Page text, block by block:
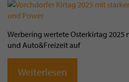
Werbering wertete Osterkirtag 2025
und Auto&Freizeit auf
Weiterlesen